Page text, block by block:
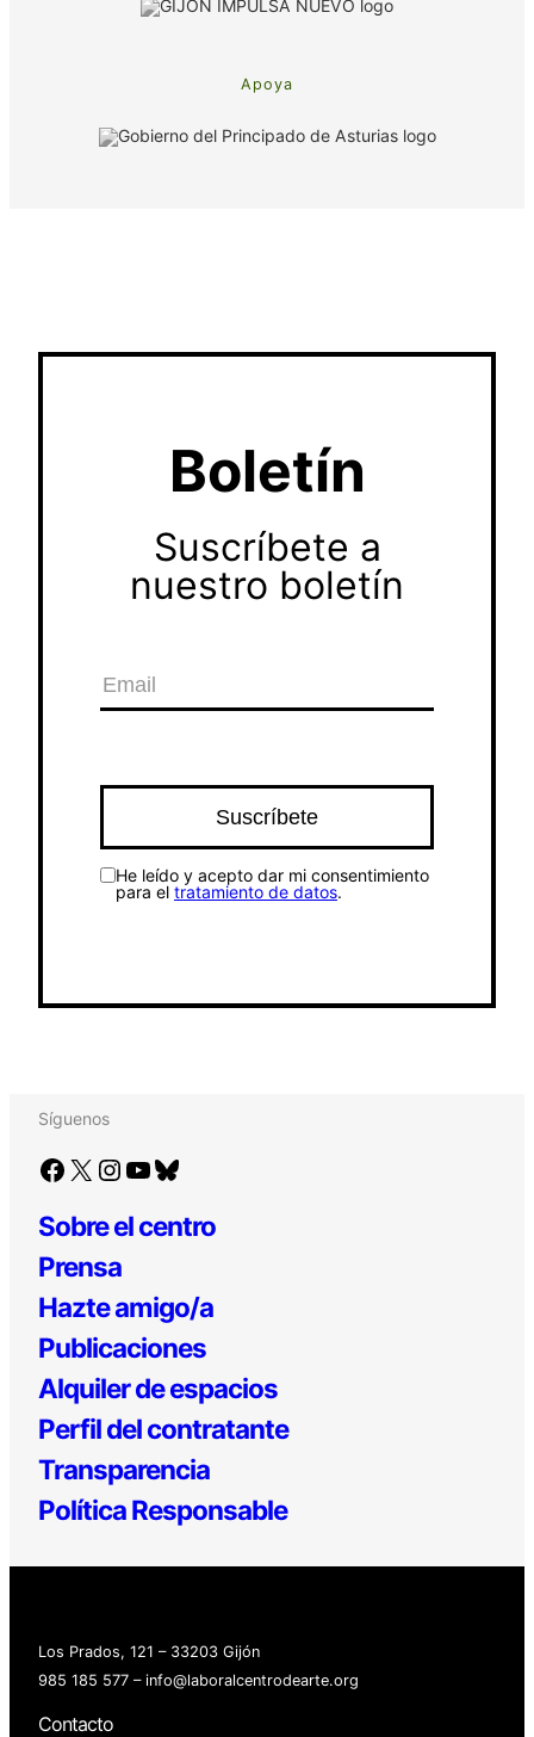
Apoya
Boletín
Suscríbete a
nuestro boletín
He leído y acepto dar mi consentimiento
para el tratamiento de datos.
Síguenos
Facebook X Instagram YouTube Bluesky
Sobre el centro
Prensa
Hazte amigo/a
Publicaciones
Alquiler de espacios
Perfil del contratante
Transparencia
Política Responsable
Los Prados, 121 – 33203 Gijón
985 185 577 – info@laboralcentrodearte.org
Contacto